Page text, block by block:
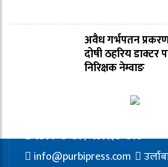
अवैध गर्भपतन
दोषी ठहरिय डाक्टर
निरिक्षक नेम्वाङ
९८५२०८०८२ / ९८११३८०८२७
info@purbipress.com